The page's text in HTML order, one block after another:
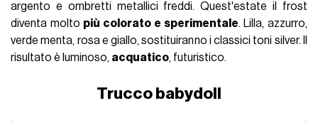
argento e ombretti metallici freddi. Quest'estate il frost
diventa molto più colorato e sperimentale. Lilla, azzurro,
verde menta, rosa e giallo, sostituiranno i classici toni silver. Il
risultato è luminoso, acquatico, futuristico.
Trucco babydoll